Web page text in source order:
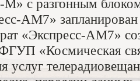
М» с разгонным
АМ7»
«Экспресс-АМ7»
«Космическая
услуг